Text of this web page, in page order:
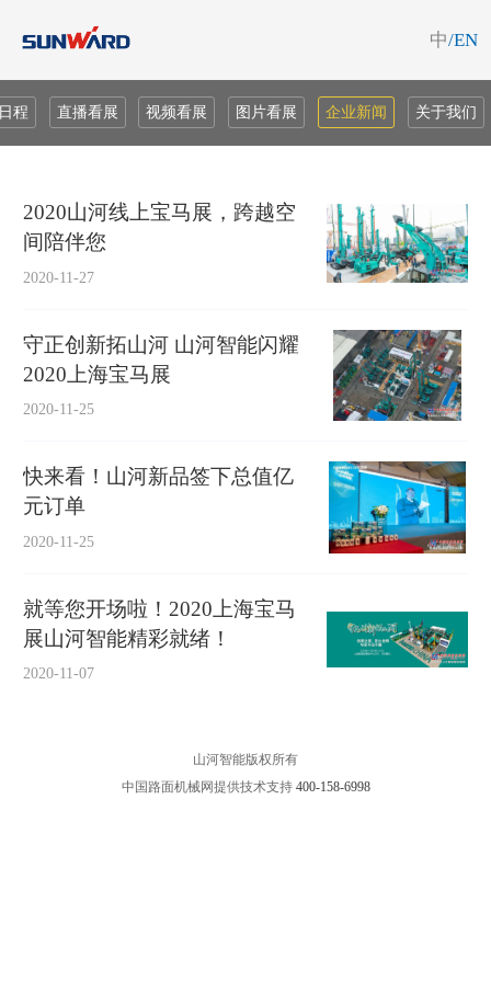
中/EN
程 直播看展 视频看展 图片看展 企业新闻 关于我们
2020山河线上宝马展，跨越空
间陪伴您
2020-11-27
守正创新拓山河 山河智能闪耀
2020上海宝马展
2020-11-25
快来看！山河新品签下总值亿
元订单
2020-11-25
就等您开场啦！2020上海宝马
展山河智能精彩就绪！
2020-11-07
山河智能版权所有
中国路面机械网提供技术支持 400-158-6998